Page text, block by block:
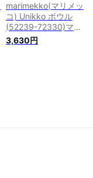
marimekko(マリメッ
コ) Unikko ボウル
(52239-72330)マリ
メッコ正規取扱店
3,630円